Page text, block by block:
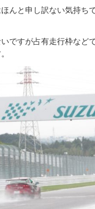
んと申し訳ない気持ち
ですが占有走行枠など